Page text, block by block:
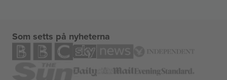
Som setts på nyheterna